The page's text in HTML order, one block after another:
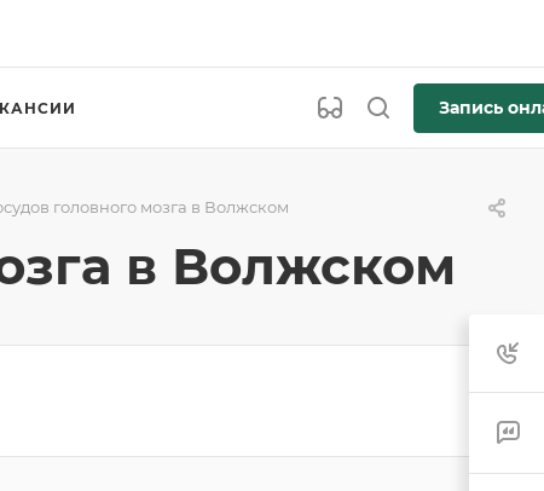
Запись
головного мозга в Волжском
в Волжском